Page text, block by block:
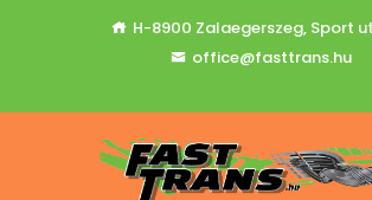
H-8900 Zalaegerszeg, Sport
office@fasttrans.hu